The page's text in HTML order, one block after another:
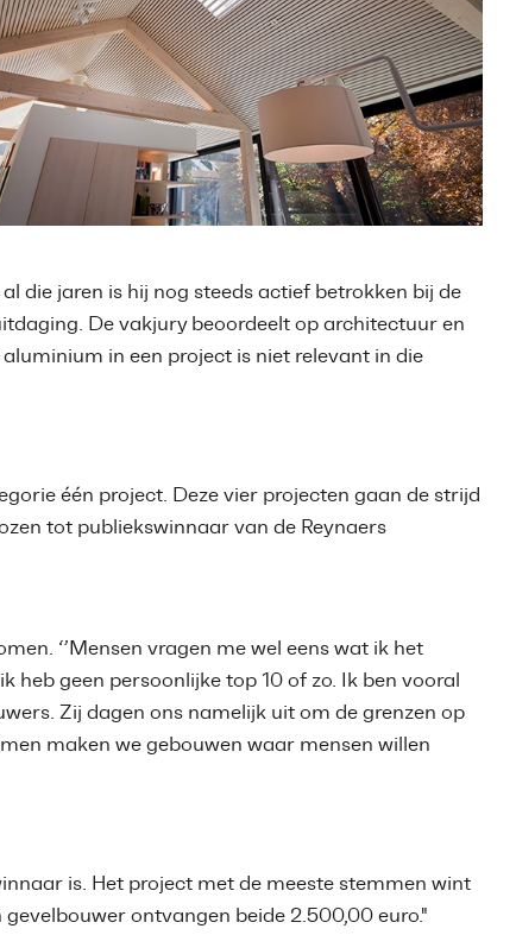
die jaren is hij nog steeds actief betrokken bij de
De vakjury beoordeelt op architectuur en
in een project is niet relevant in die
één project. Deze vier projecten gaan de strijd
tot publiekswinnaar van de Reynaers
‘’Mensen vragen me wel eens wat ik het
geen persoonlijke top 10 of zo. Ik ben vooral
Zij dagen ons namelijk uit om de grenzen op
maken we gebouwen waar mensen willen
is. Het project met de meeste stemmen wint
ontvangen beide 2.500,00 euro."